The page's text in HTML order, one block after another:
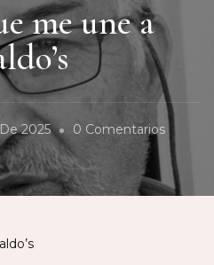
me une a
2025 0 ComentariosEn
El
Hilo